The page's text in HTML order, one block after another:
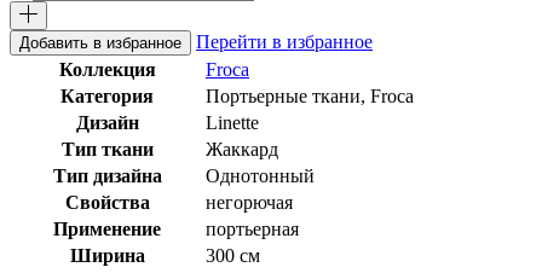
Добавить в избранное
Перейти в избранное
Коллекция
Froca
Категория
Портьерные ткани, Froca
Дизайн
Linette
Тип ткани
Жаккард
Тип дизайна
Однотонный
Свойства
негорючая
Применение
портьерная
Ширина
300 см